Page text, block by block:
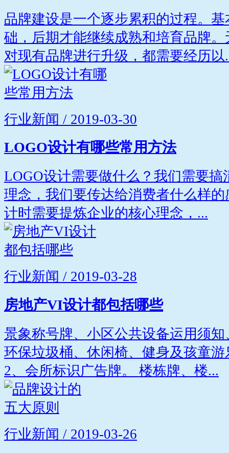
品牌建设是一个逐步累积的过程。
础，后期才能继续成熟和培育品牌
对现有品牌进行升级，都需要经历以
行业新闻 / 2019-03-30
LOGO设计有哪些常用方法
LOGO设计需要做什么？我们需要
理念，我们要传达给消费者什么样
计时需要提炼企业的核心理念，...
行业新闻 / 2019-03-28
房地产VI设计都包括哪些
景象称号牌、小区公共设备运用须
环保垃圾桶、休闲椅、健身及孩童
2、会所标识广告牌。 楼栋牌、楼...
行业新闻 / 2019-03-26